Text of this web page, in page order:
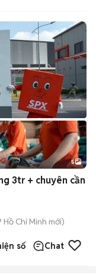
5
3tr + chuyên cần
Hồ Chí Minh mới)
số Chat